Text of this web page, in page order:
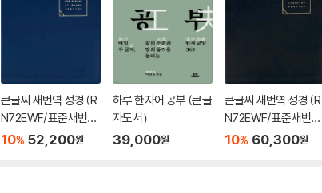
큰글씨 새번역 성경 (R
N72EWF/표준새번역
대단본/무지퍼/PU/반
10% 52,200원
하루 한자어 공부 (큰글
자도서）
39,000원
큰글씨 새번역 성경 (R
N72EWF/표준새번역
단본/무지퍼/천연우
10% 60,300원